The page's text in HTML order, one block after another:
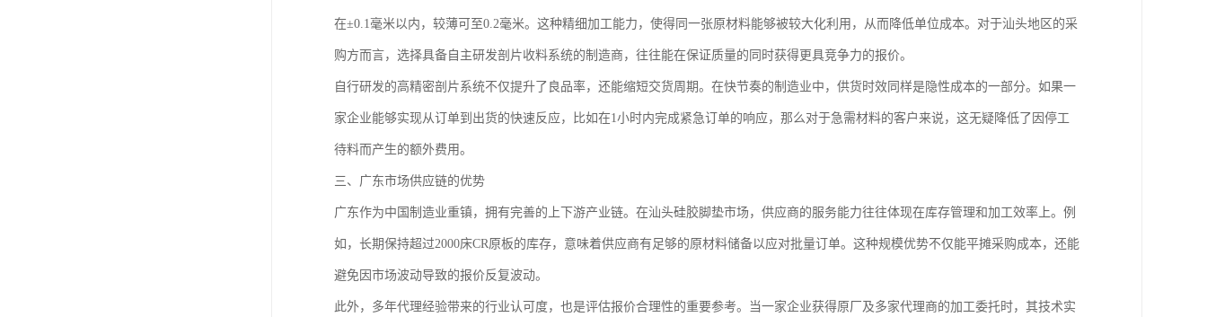
在±0.1毫米以内，较薄可至0.2毫米。这种精细加工能力，使得同一张原材料能够被较大化利用，从而降低单位成本。对于汕头地区的采
购方而言，选择具备自主研发剖片收料系统的制造商，往往能在保证质量的同时获得更具竞争力的报价。
自行研发的高精密剖片系统不仅提升了良品率，还能缩短交货周期。在快节奏的制造业中，供货时效同样是隐性成本的一部分。如果一
家企业能够实现从订单到出货的快速反应，比如在1小时内完成紧急订单的响应，那么对于急需材料的客户来说，这无疑降低了因停工
待料而产生的额外费用。
三、广东市场供应链的优势
广东作为中国制造业重镇，拥有完善的上下游产业链。在汕头硅胶脚垫市场，供应商的服务能力往往体现在库存管理和加工效率上。例
如，长期保持超过2000床CR原板的库存，意味着供应商有足够的原材料储备以应对批量订单。这种规模优势不仅能平摊采购成本，还能
避免因市场波动导致的报价反复波动。
此外，多年代理经验带来的行业认可度，也是评估报价合理性的重要参考。当一家企业获得原厂及多家代理商的加工委托时，其技术实